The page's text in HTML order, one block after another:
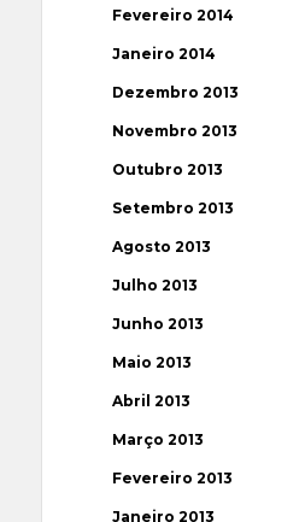
Fevereiro 2014
Janeiro 2014
Dezembro 2013
Novembro 2013
Outubro 2013
Setembro 2013
Agosto 2013
Julho 2013
Junho 2013
Maio 2013
Abril 2013
Março 2013
Fevereiro 2013
Janeiro 2013